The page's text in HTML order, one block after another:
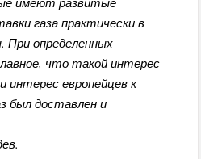
газа практически в
определенных
что такой интерес
интерес европейцев к
был доставлен и